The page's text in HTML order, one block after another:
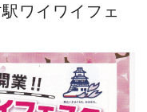
ワイワイフェ